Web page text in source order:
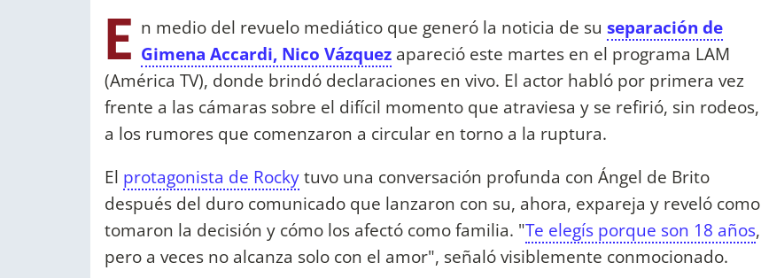
E n medio del revuelo mediático que generó la noticia de su separación de
Gimena Accardi, Nico Vázquez apareció este martes en el programa LAM
(América TV), donde brindó declaraciones en vivo. El actor habló por primera vez
frente a las cámaras sobre el difícil momento que atraviesa y se refirió, sin rodeos,
a los rumores que comenzaron a circular en torno a la ruptura.
El protagonista de Rockytuvo una conversación profunda con Ángel de Brito
después del duro comunicado que lanzaron con su, ahora, expareja y reveló como
tomaron la decisión y cómo los afectó como familia. "Te elegís porque son 18 años,
pero a veces no alcanza solo con el amor", señaló visiblemente conmocionado.